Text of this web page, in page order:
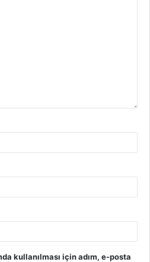
kullanılması için adım, e-posta